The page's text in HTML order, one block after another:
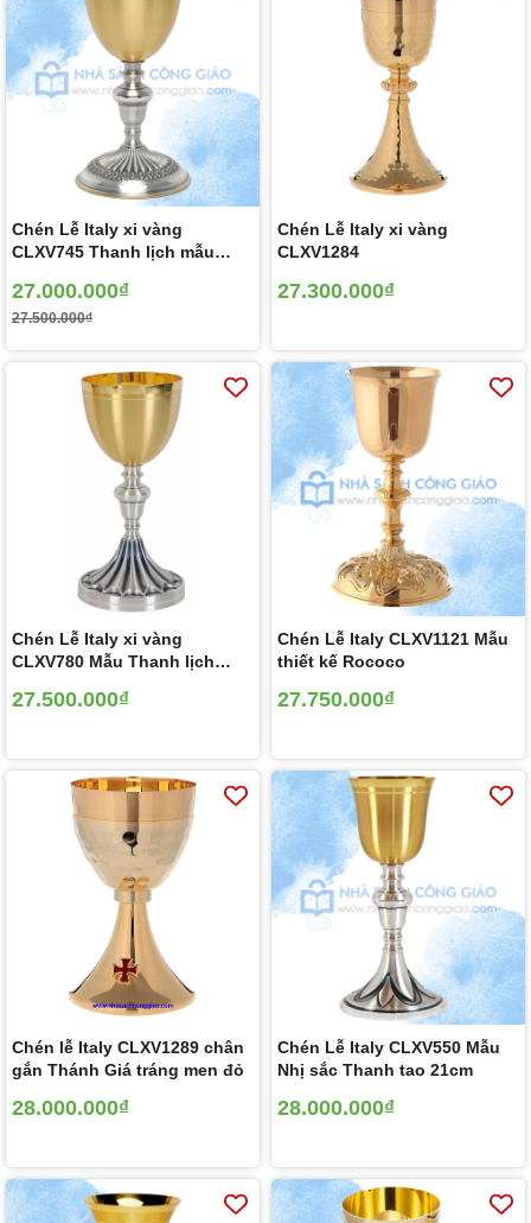
Chén Lễ Italy xi vàng
CLXV745 Thanh lịch mẫu
27.000.000₫
27.500.000₫
Chén Lễ Italy xi vàng
CLXV1284
27.300.000₫
Chén Lễ Italy xi vàng
CLXV780 Mẫu Thanh lịch
27.500.000₫
Chén Lễ Italy CLXV1121 Mẫu
thiết kế Rococo
27.750.000₫
Chén lễ Italy CLXV1289 chân
gắn Thánh Giá tráng men đỏ
28.000.000₫
Chén Lễ Italy CLXV550 Mẫu
Nhị sắc Thanh tao 21cm
28.000.000₫